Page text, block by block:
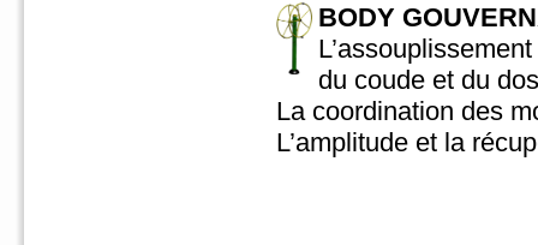
BODY
du coude et du
La coordination des
L’amplitude et la